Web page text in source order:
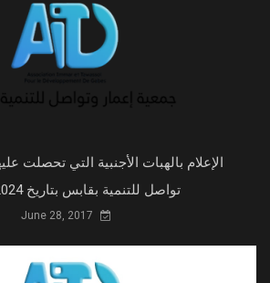
الإعلام بالهبات الأجنبية التي تحصلت
تواصل للتنمية بقابس بتاريخ 15/08/2024.